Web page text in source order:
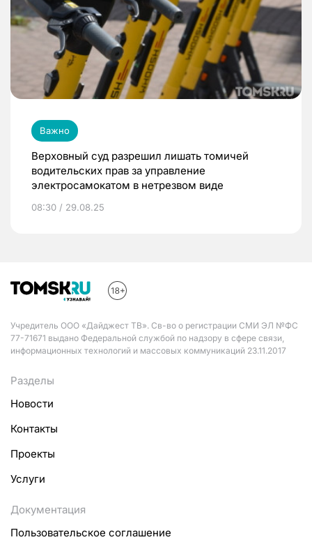
Важно
Верховный суд разрешил лишать томичей
водительских прав за управление
электросамокатом в нетрезвом виде
08:30 / 29.08.25
Учредитель ООО «Дайджест ТВ». Св-во о регистрации СМИ ЭЛ №ФС
77-71671 выдано Федеральной службой по надзору в сфере связи,
информационных технологий и массовых коммуникаций 23.11.2017
Разделы
Новости
Контакты
Проекты
Услуги
Документация
Пользовательское соглашение